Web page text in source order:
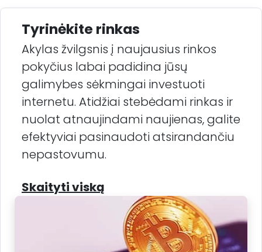
Tyrinėkite rinkas
Akylas žvilgsnis į naujausius rinkos
pokyčius labai padidina jūsų
galimybes sėkmingai investuoti
internetu. Atidžiai stebėdami rinkas ir
nuolat atnaujindami naujienas, galite
efektyviai pasinaudoti atsirandančiu
nepastovumu.
Skaityti viską